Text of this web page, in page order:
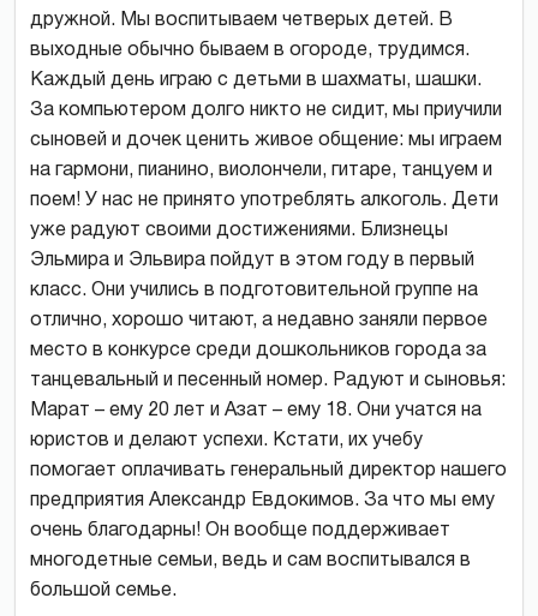
дружной. Мы воспитываем четверых детей. В
выходные обычно бываем в огороде, трудимся.
Каждый день играю с детьми в шахматы, шашки.
За компьютером долго никто не сидит, мы приучили
сыновей и дочек ценить живое общение: мы играем
на гармони, пианино, виолончели, гитаре, танцуем и
поем! У нас не принято употреблять алкоголь. Дети
уже радуют своими достижениями. Близнецы
Эльмира и Эльвира пойдут в этом году в первый
класс. Они учились в подготовительной группе на
отлично, хорошо читают, а недавно заняли первое
место в конкурсе среди дошкольников города за
танцевальный и песенный номер. Радуют и сыновья:
Марат – ему 20 лет и Азат – ему 18. Они учатся на
юристов и делают успехи. Кстати, их учебу
помогает оплачивать генеральный директор нашего
предприятия Александр Евдокимов. За что мы ему
очень благодарны! Он вообще поддерживает
многодетные семьи, ведь и сам воспитывался в
большой семье.